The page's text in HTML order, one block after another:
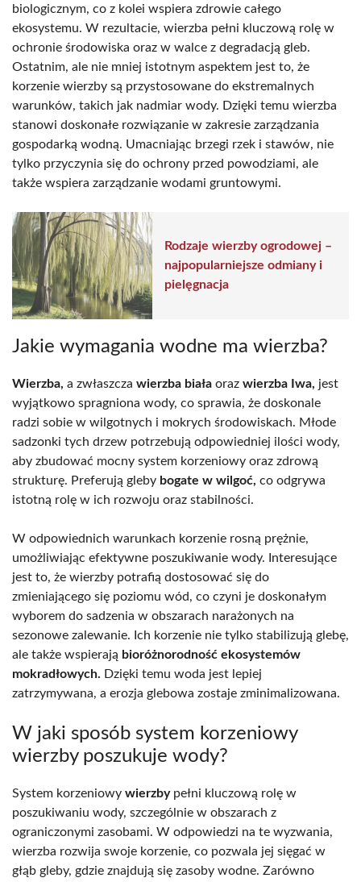
biologicznym, co z kolei wspiera zdrowie całego
ekosystemu. W rezultacie, wierzba pełni kluczową rolę w
ochronie środowiska oraz w walce z degradacją gleb.
Ostatnim, ale nie mniej istotnym aspektem jest to, że
korzenie wierzby są przystosowane do ekstremalnych
warunków, takich jak nadmiar wody. Dzięki temu wierzba
stanowi doskonałe rozwiązanie w zakresie zarządzania
gospodarką wodną. Umacniając brzegi rzek i stawów, nie
tylko przyczynia się do ochrony przed powodziami, ale
także wspiera zarządzanie wodami gruntowymi.
Rodzaje wierzby ogrodowej –
najpopularniejsze odmiany i
pielęgnacja
Jakie wymagania wodne ma wierzba?
Wierzba, a zwłaszcza wierzba biała oraz wierzba Iwa, jest
wyjątkowo spragniona wody, co sprawia, że doskonale
radzi sobie w wilgotnych i mokrych środowiskach. Młode
sadzonki tych drzew potrzebują odpowiedniej ilości wody,
aby zbudować mocny system korzeniowy oraz zdrową
strukturę. Preferują gleby bogate w wilgoć, co odgrywa
istotną rolę w ich rozwoju oraz stabilności.
W odpowiednich warunkach korzenie rosną prężnie,
umożliwiając efektywne poszukiwanie wody. Interesujące
jest to, że wierzby potrafią dostosować się do
zmieniającego się poziomu wód, co czyni je doskonałym
wyborem do sadzenia w obszarach narażonych na
sezonowe zalewanie. Ich korzenie nie tylko stabilizują glebę,
ale także wspierają bioróżnorodność ekosystemów
mokradłowych. Dzięki temu woda jest lepiej
zatrzymywana, a erozja glebowa zostaje zminimalizowana.
W jaki sposób system korzeniowy
wierzby poszukuje wody?
System korzeniowy wierzbypełni kluczową rolę w
poszukiwaniu wody, szczególnie w obszarach z
ograniczonymi zasobami. W odpowiedzi na te wyzwania,
wierzba rozwija swoje korzenie, co pozwala jej sięgać w
głąb gleby, gdzie znajdują się zasoby wodne. Zarówno